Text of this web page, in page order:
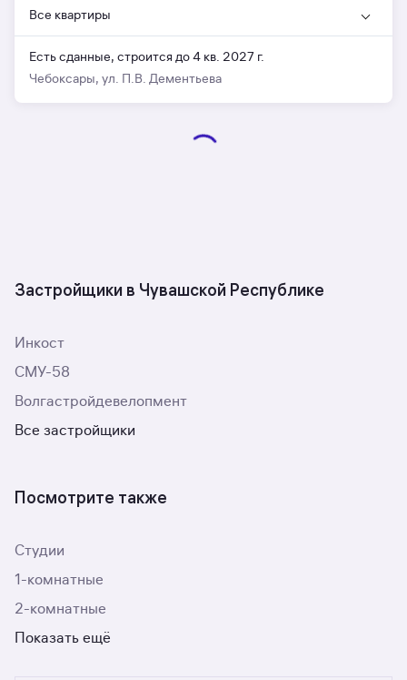
Все квартиры
Есть сданные, строится до 4 кв. 2027 г.
Чебоксары, ул. П.В. Дементьева
Застройщики в Чувашской Республике
Инкост
СМУ-58
Волгастройдевелопмент
Все застройщики
Посмотрите также
Студии
1-комнатные
2-комнатные
Показать ещё